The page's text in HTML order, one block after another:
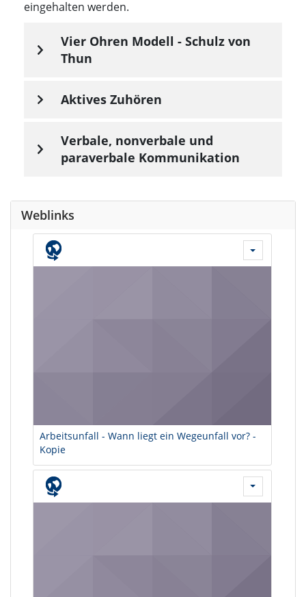
eingehalten werden.
Vier Ohren Modell - Schulz von
Thun
Aktives Zuhören
Verbale, nonverbale und
paraverbale Kommunikation
Weblinks
Arbeitsunfall - Wann liegt ein Wegeunfall vor? -
Kopie